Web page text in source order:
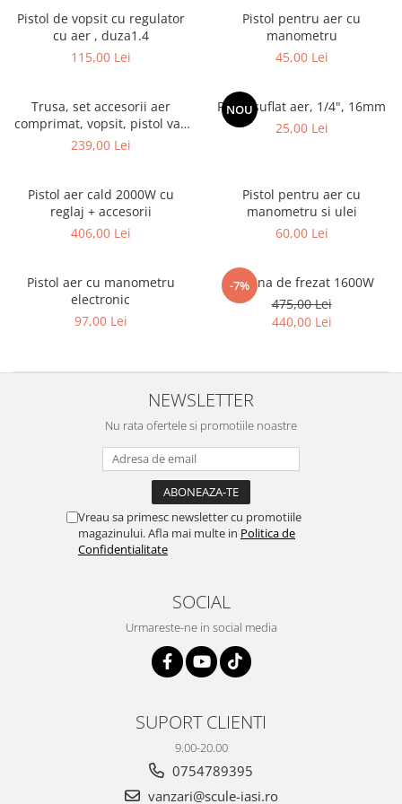
Scule pentru instalatii
Scule pentru taiat
Instrumete masura/accesorii
Biti si truse biti
Burghie si truse burghie
Pile si raspile
Dalti si spituri
Alte unelte si accesorii
Electrice
Unelte casa
Unelte gradina
Pistol de vopsit cu regulator
cu aer , duza1.4
115,00 Lei
Pistol pentru aer cu
manometru
45,00 Lei
Trusa, set accesorii aer
comprimat, vopsit, pistol vas
jos
239,00 Lei
NOU
Pistol suflat aer, 1/4", 16mm
25,00 Lei
Pistol aer cald 2000W cu
reglaj + accesorii
406,00 Lei
Pistol pentru aer cu
manometru si ulei
60,00 Lei
Pistol aer cu manometru
electronic
97,00 Lei
-7%
Masina de frezat 1600W
475,00 Lei
440,00 Lei
NEWSLETTER
Nu rata ofertele si promotiile noastre
Vreau sa primesc newsletter cu promotiile
magazinului. Afla mai multe in Politica de
Confidentialitate
SOCIAL
Urmareste-ne in social media
SUPORT CLIENTI
9.00-20.00
0754789395
vanzari@scule-iasi.ro